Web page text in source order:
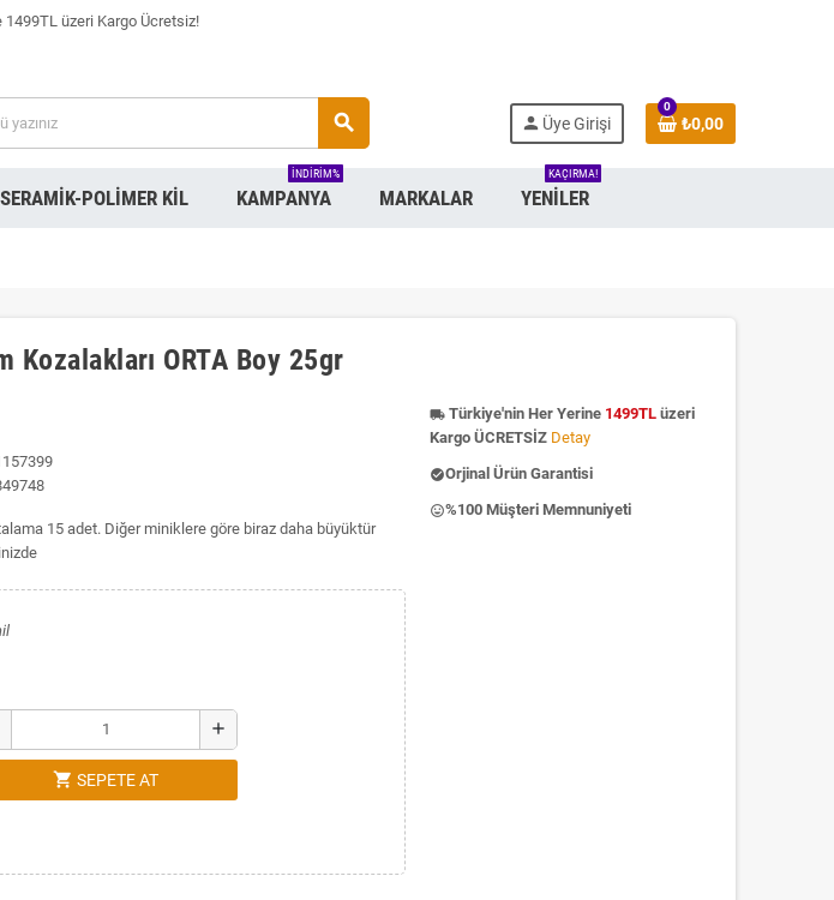
1499TL üzeri Kargo Ücretsiz!
search person Üye Girişi
0
₺0,00
SERAMIK-POLIMER KIL KAMPANYA
INDIRIM%
MARKALAR YENILER
KAÇIRMA!
Kozalakları ORTA Boy 25gr
15 adet. Diğer miniklere göre biraz daha büyüktür
add
shopping_cart SEPETE AT
local_shipping Türkiye'nin Her Yerine 1499TLüzeri
Kargo ÜCRETSİZ Detay
check_circleOrjinal Ürün Garantisi
insert_emoticon%100 Müşteri Memnuniyeti